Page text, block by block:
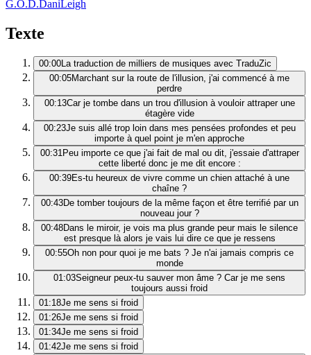
G.O.D.DaniLeigh
Texte
00:00La traduction de milliers de musiques avec TraduZic
00:05Marchant sur la route de l'illusion, j'ai commencé à me
perdre
00:13Car je tombe dans un trou d'illusion à vouloir attraper une
étagère vide
00:23Je suis allé trop loin dans mes pensées profondes et peu
importe à quel point je m'en approche
00:31Peu importe ce que j'ai fait de mal ou dit, j'essaie d'attraper
cette liberté donc je me dit encore :
00:39Es-tu heureux de vivre comme un chien attaché à une
chaîne ?
00:43De tomber toujours de la même façon et être terrifié par un
nouveau jour ?
00:48Dans le miroir, je vois ma plus grande peur mais le silence
est presque là alors je vais lui dire ce que je ressens
00:55Oh non pour quoi je me bats ? Je n'ai jamais compris ce
monde
01:03Seigneur peux-tu sauver mon âme ? Car je me sens
toujours aussi froid
01:18Je me sens si froid
01:26Je me sens si froid
01:34Je me sens si froid
01:42Je me sens si froid